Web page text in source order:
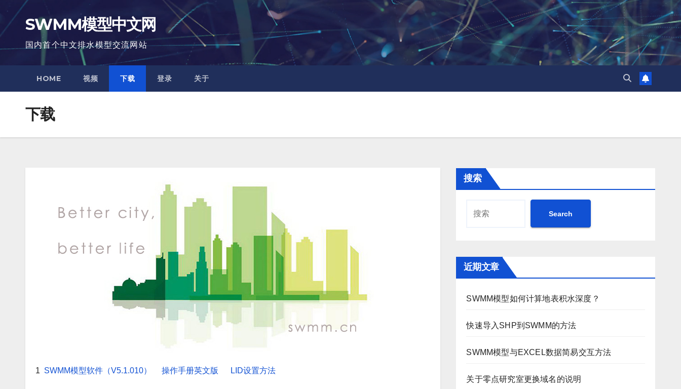
内
容
SWMM模型中文网
国内首个中文排水模型交流网站
HOME 视频 下载 登录 关于
下载
1 SWMM模型软件（V5.1.010） 操作手册英文版 LID设置方法
搜索
Search
近期文章
SWMM模型如何计算地表积水深度？
快速导入SHP到SWMM的方法
SWMM模型与EXCEL数据简易交互方法
关于零点研究室更换域名的说明